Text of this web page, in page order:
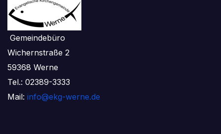
Gemeindebüro
Wichernstraße 2
59368 Werne
Tel.: 02389-3333
Mail: info@ekg-werne.de